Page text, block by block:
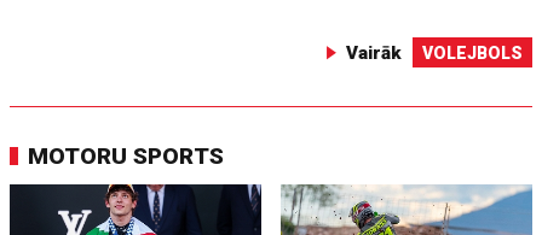
Vairāk VOLEJBOLS
MOTORU SPORTS